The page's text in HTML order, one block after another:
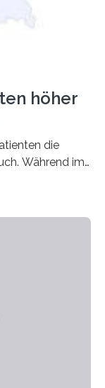
höher
die
Während im